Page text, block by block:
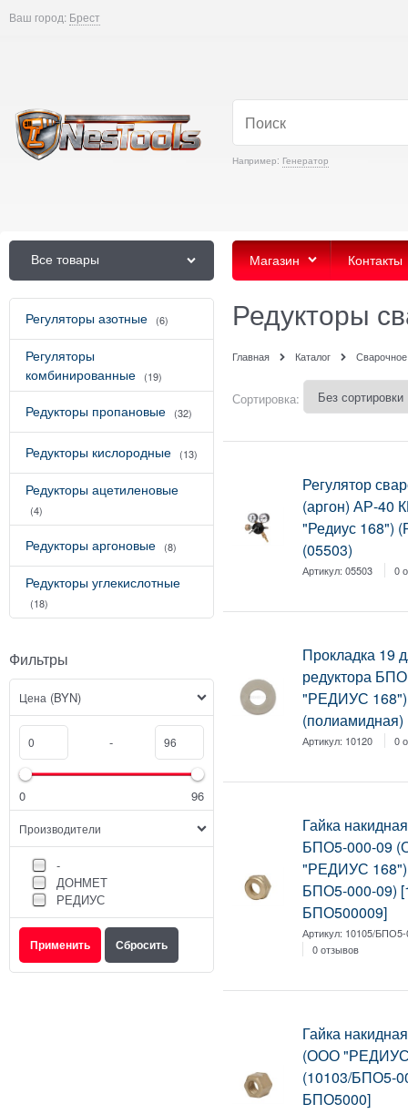
Ваш город: Брест
Например: Генератор
Все товары Магазин Контакты
Регуляторы азотные (6)
Регуляторы
комбинированные
(19)
Редукторы пропановые (32)
Редукторы кислородные (13)
Редукторы ацетиленовые
(4)
Редукторы аргоновые (8)
Редукторы углекислотные
(18)
Фильтры
Цена (BYN)
-
0 96
Производители
-
ДОНМЕТ
РЕДИУС
Редукторы
Главная Каталог
Сортировка:
Регулятор
(аргон) АР-40
"Редиус 168")
(05503)
Артикул:05503 0
Прокладка 19
редуктора
"РЕДИУС 168")
(полиамидная)
Артикул: 10120 0
Гайка
БПО5-000-09
"РЕДИУС 168")
БПО5-000-09)
БПО500009]
Артикул: 10105/БПО5-
0 отзывов
Гайка
(ООО
(10103/БПО5-
БПО5000]